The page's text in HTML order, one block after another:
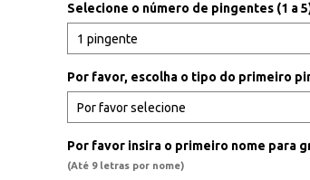
Selecione o número de pingentes (1 a
Por favor, escolha o tipo do primeiro
Por favor insira o primeiro nome para
(Até 9 letras por nome)